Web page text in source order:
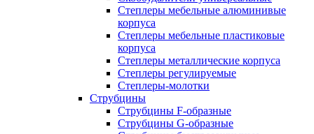
Степлеры мебельные алюминивые
корпуса
Степлеры мебельные пластиковые
корпуса
Степлеры металлические корпуса
Степлеры регулируемые
Степлеры-молотки
Струбцины
Струбцины F-образные
Струбцины G-образные